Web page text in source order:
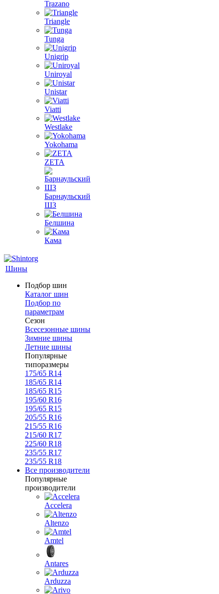
Trazano
Triangle
Tunga
Unigrip
Uniroyal
Unistar
Viatti
Westlake
Yokohama
ZETA
Барнаульский
ШЗ
Белшина
Кама
Шины
Подбор шин
Каталог шин
Подбор по
параметрам
Сезон
Всесезонные шины
Зимние шины
Летние шины
Популярные
типоразмеры
175/65 R14
185/65 R14
185/65 R15
195/60 R16
195/65 R15
205/55 R16
215/55 R16
215/60 R17
225/60 R18
235/55 R17
235/55 R18
Все производители
Популярные
производители
Accelera
Altenzo
Amtel
Antares
Arduzza